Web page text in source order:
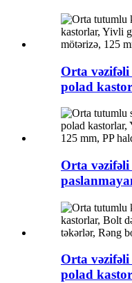
Orta
polad
Orta vəzifəli
Orta
polad